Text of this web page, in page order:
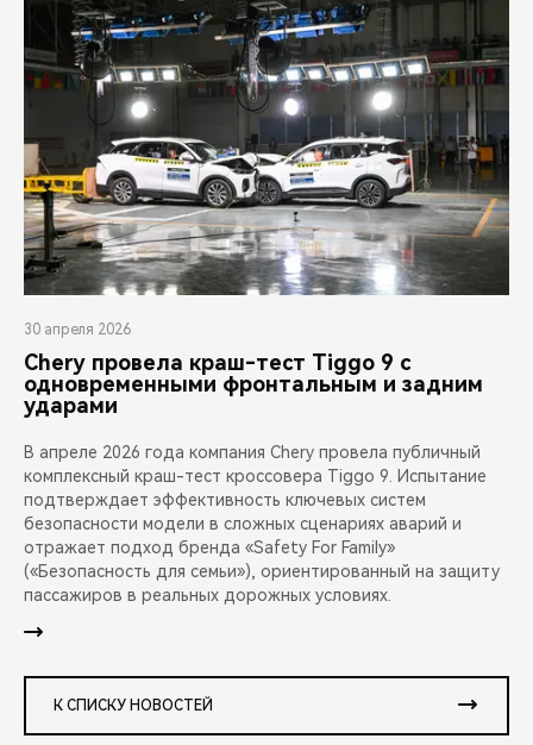
30 апреля 2026
Chery провела краш-тест Tiggo 9 с
одновременными фронтальным и задним
ударами
В апреле 2026 года компания Chery провела публичный
комплексный краш-тест кроссовера Tiggo 9. Испытание
подтверждает эффективность ключевых систем
безопасности модели в сложных сценариях аварий и
отражает подход бренда «Safety For Family»
(«Безопасность для семьи»), ориентированный на защиту
пассажиров в реальных дорожных условиях.
К СПИСКУ НОВОСТЕЙ